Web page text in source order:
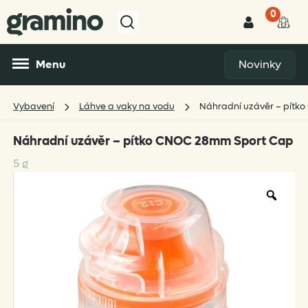
0
Menu Novinky
Vybavení Láhve a vaky na vodu Náhradní uzávěr – pítko
Náhradní uzávěr – pítko CNOC 28mm Sport Cap
5 g